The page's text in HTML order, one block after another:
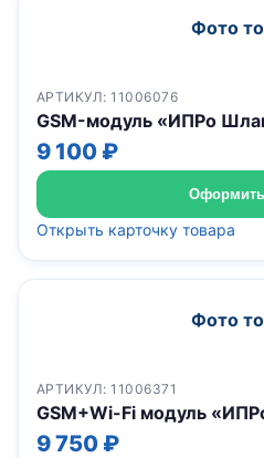
Фото
АРТИКУЛ: 11006076
GSM-модуль «ИПРо
9 100 ₽
Оформить
Открыть карточку товара
Фото
АРТИКУЛ: 11006371
GSM+Wi-Fi модуль
9 750 ₽